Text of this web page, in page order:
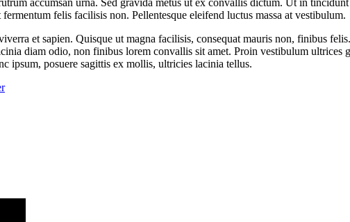
felis facilisis non. Pellentesque eleifend luctus massa at vestibulum.
et sapien. Quisque ut magna facilisis, consequat mauris non, finibus
diam odio, non finibus lorem convallis sit amet. Proin vestibulum ultrices
ipsum, posuere sagittis ex mollis, ultricies lacinia tellus.